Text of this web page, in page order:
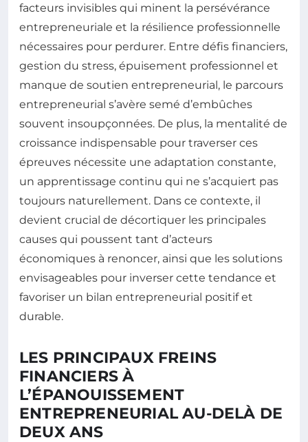
facteurs invisibles qui minent la persévérance
entrepreneuriale et la résilience professionnelle
nécessaires pour perdurer. Entre défis financiers,
gestion du stress, épuisement professionnel et
manque de soutien entrepreneurial, le parcours
entrepreneurial s’avère semé d’embûches
souvent insoupçonnées. De plus, la mentalité de
croissance indispensable pour traverser ces
épreuves nécessite une adaptation constante,
un apprentissage continu qui ne s’acquiert pas
toujours naturellement. Dans ce contexte, il
devient crucial de décortiquer les principales
causes qui poussent tant d’acteurs
économiques à renoncer, ainsi que les solutions
envisageables pour inverser cette tendance et
favoriser un bilan entrepreneurial positif et
durable.
LES PRINCIPAUX FREINS
FINANCIERS À
L’ÉPANOUISSEMENT
ENTREPRENEURIAL AU-DELÀ DE
DEUX ANS